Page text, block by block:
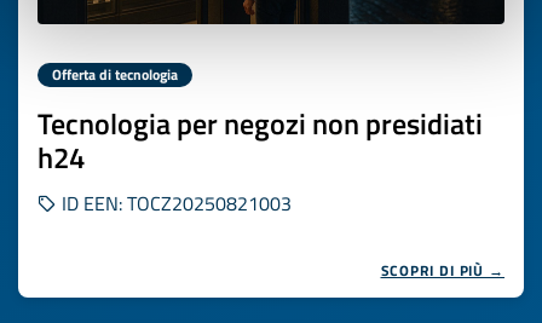
Offerta di tecnologia
Tecnologia per negozi non presidiati
h24
ID EEN: TOCZ20250821003
SCOPRI DI PIÙ →